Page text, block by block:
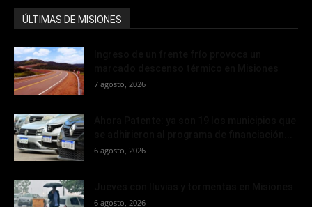
ÚLTIMAS DE MISIONES
7 agosto, 2026
6 agosto, 2026
6 agosto, 2026